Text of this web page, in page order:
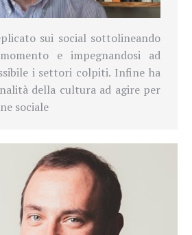
sui social sottolineando
e impegnandosi ad
i settori colpiti. Infine ha
della cultura ad agire per
sociale